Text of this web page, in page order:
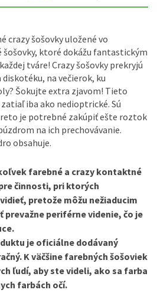
crazy šošovky uložené vo
ktoré dokážu fantastickým
tváre! Crazy šošovky prekryjú
na večierok, ku
Šokujte extra zjavom! Tieto
iba ako nedioptrické. Sú
je potrebné zakúpiť ešte roztok
na ich prechovávanie.
obsahuje.
farebné a crazy kontaktné
činnosti, pri ktorých
pretože môžu nežiaducim
periférne videnie, čo je
je oficiálne dodávaný
K väčšine farebných šošoviek
ľudí, aby ste videli, ako sa farba
farbách očí.